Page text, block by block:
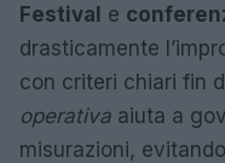
Festival e
drasticamente
con criteri chiari fin
operativa aiuta a
misurazioni,